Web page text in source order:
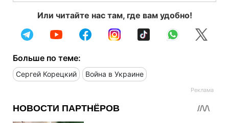
Или читайте нас там, где вам удобно!
Больше по теме:
Сергей Корецкий Война в Украине